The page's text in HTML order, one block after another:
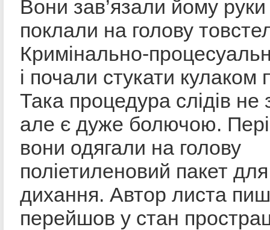
Вони зав’язали йому
поклали на голову
Кримінально-
і почали стукати кулаком
Така процедура слідів
але є дуже болючою.
вони одягали на голову
поліетиленовий пакет
дихання. Автор листа
перейшов у стан